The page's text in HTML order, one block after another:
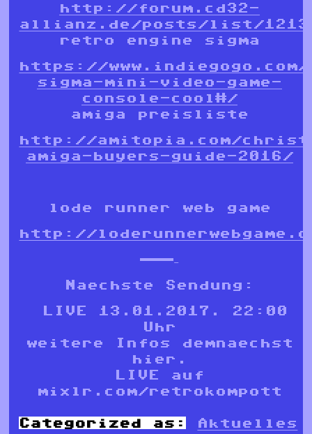
http://forum.cd32-
allianz.de/posts/list/
retro engine sigma
https://
sigma-mini-video-game-
console-cool#/
amiga preisliste
http://amitopia.com/
amiga-buyers-guide-2016/
lode runner web game
http://
———–
Naechste Sendung:
LIVE 13.01.2017. 22:00
Uhr
weitere Infos demnaechst
hier.
LIVE auf
mixlr.com/retrokompott
Categorized as: Aktuelles